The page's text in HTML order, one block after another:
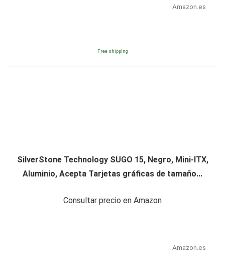
Amazon.es
Free shipping
SilverStone Technology SUGO 15, Negro, Mini-ITX,
Aluminio, Acepta Tarjetas gráficas de tamaño...
Consultar precio en Amazon
Amazon.es